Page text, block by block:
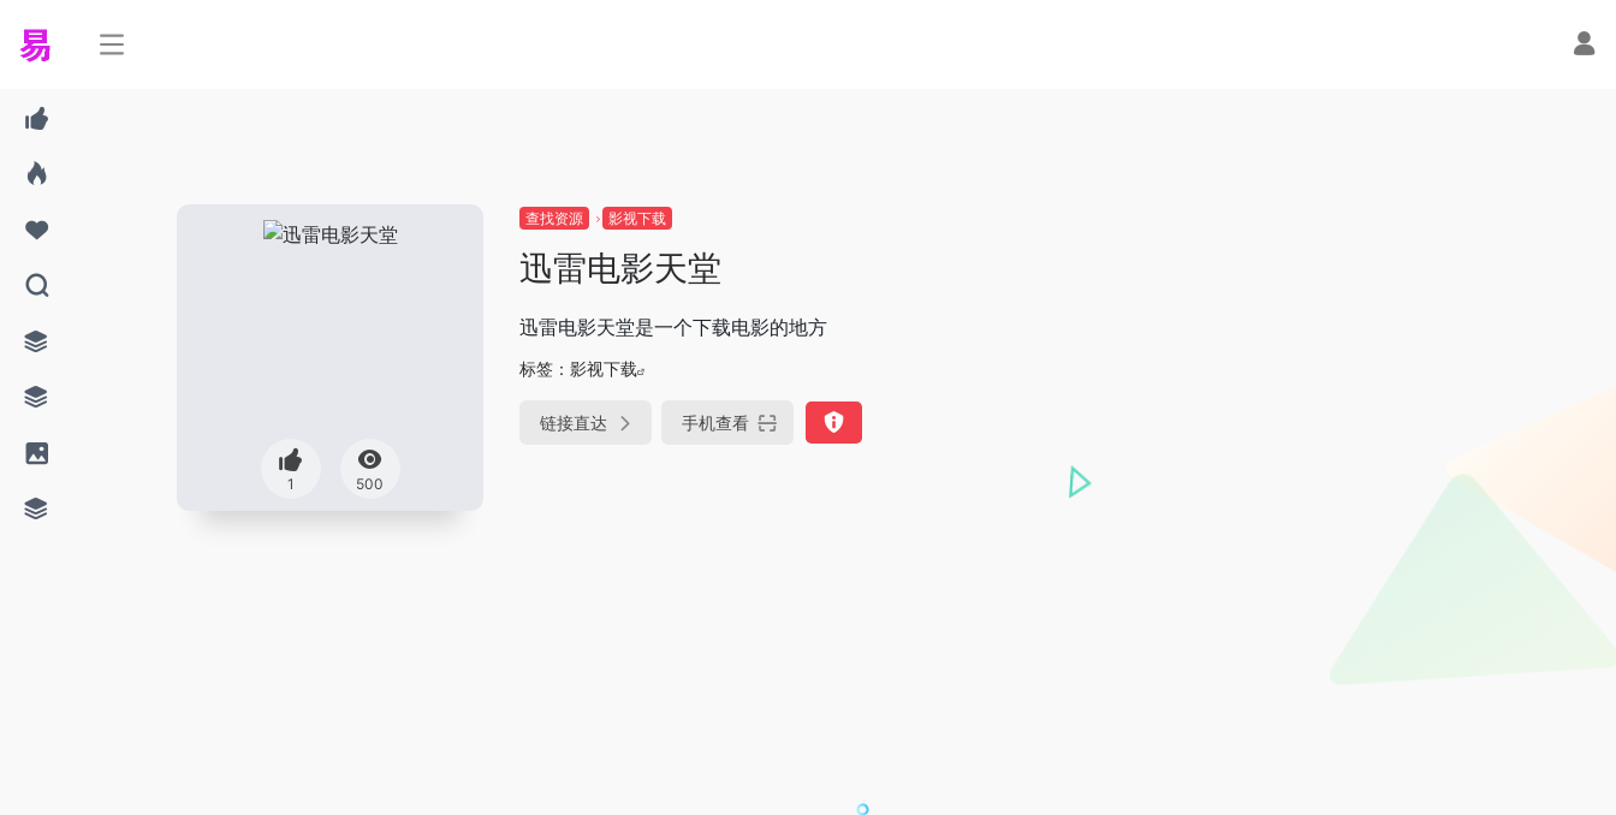
1 500
查找资源 影视下载
迅雷电影天堂
迅雷电影天堂是一个下载电影的地方
标签： 影视下载
链接直达 手机查看